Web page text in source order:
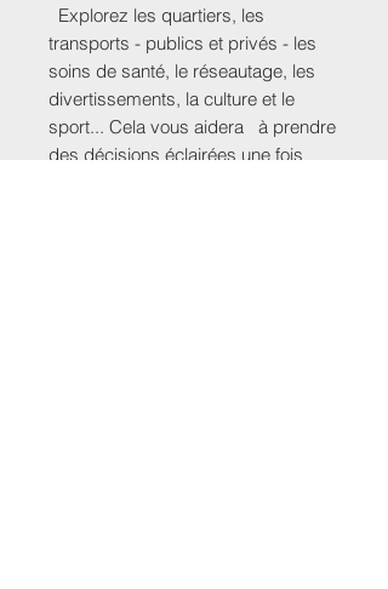
Explorez les quartiers, les
transports - publics et privés - les
soins de santé, le réseautage, les
divertissements, la culture et le
sport... Cela vous aidera à prendre
des décisions éclairées une fois